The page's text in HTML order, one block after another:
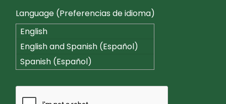
Language (Preferencias de idioma)
English
English and Spanish (Español)
Spanish (Español)